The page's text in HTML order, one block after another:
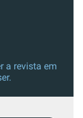
a revista em